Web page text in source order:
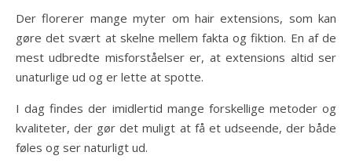
Der florerer mange myter om hair extensions, som kan
gøre det svært at skelne mellem fakta og fiktion. En af de
mest udbredte misforståelser er, at extensions altid ser
unaturlige ud og er lette at spotte.
I dag findes der imidlertid mange forskellige metoder og
kvaliteter, der gør det muligt at få et udseende, der både
føles og ser naturligt ud.